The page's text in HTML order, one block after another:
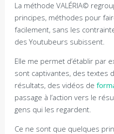
La méthode VALÉRIA©
principes, méthodes pour
facilement, sans les
des Youtubeurs subissent.
Elle me permet d’établir par
sont captivantes, des textes
résultats, des vidéos de
passage à l’action vers le
gens qui les regardent.
Ce ne sont que quelques